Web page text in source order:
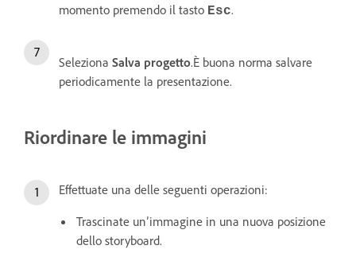
momento premendo il tasto Esc.
Seleziona Salva progetto.È buona norma salvare
periodicamente la presentazione.
Riordinare le immagini
Effettuate una delle seguenti operazioni:
Trascinate un’immagine in una nuova posizione
dello storyboard.